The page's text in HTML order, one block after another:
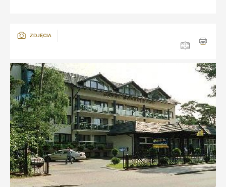
ZDJĘCIA